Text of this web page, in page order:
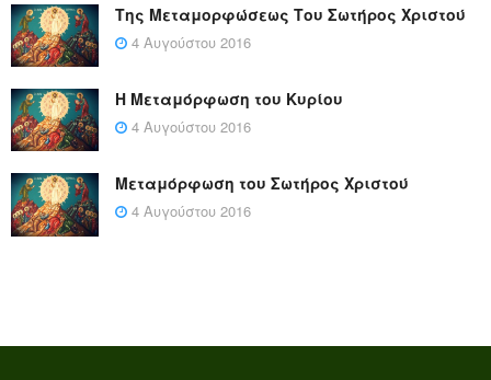
Της Μεταμορφώσεως Του Σωτήρος Χριστού
4 Αυγούστου 2016
Η Μεταμόρφωση του Κυρίου
4 Αυγούστου 2016
Μεταμόρφωση του Σωτήρος Χριστού
4 Αυγούστου 2016